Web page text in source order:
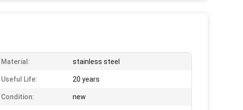
Material: stainless steel
Useful Life: 20 years
Condition: new